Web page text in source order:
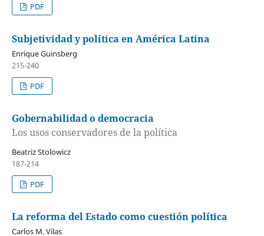
PDF
Subjetividad y política en América Latina
Enrique Guinsberg
215-240
PDF
Gobernabilidad o democracia
Los usos conservadores de la política
Beatriz Stolowicz
187-214
PDF
La reforma del Estado como cuestión política
Carlos M. Vilas